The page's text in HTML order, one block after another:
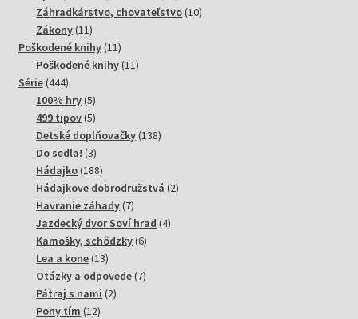
produktov
Záhradkárstvo, chovateľstvo 1010
Zákony 1111
produktov
Poškodené knihy 1111
produktov
Poškodené knihy 1111
Série 444444
produktov
100% hry 55
produktov
499 tipov 55
produktov
Detské doplňovačky 138138
Do sedla! 33
produkty
Hádajko 188188
produktov
Hádajkove dobrodružstvá 22
Havranie záhady 77
produktov
Jazdecký dvor Soví hrad 44
Kamošky, schôdzky 66
Lea a kone 1313
produktov
Otázky a odpovede 77
Pátraj s nami 22
Pony tím 1212